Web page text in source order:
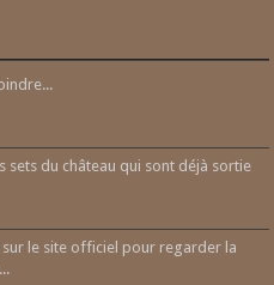
sets du château qui sont déjà sortie
sur le site officiel pour regarder la